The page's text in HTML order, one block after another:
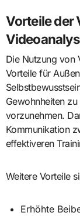
Vorteile der
Die Nutzung von
Vorteile für
Gewohnheiten
vorzunehmen.
Kommunikation
effektiveren
Weitere Vorteile
Erhöhte